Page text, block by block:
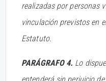
realizadas por personas
vinculación previstos en
Estatuto.
PARÁGRAFO 4. Lo